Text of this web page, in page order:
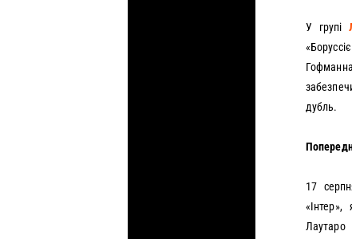
У групі
дубль.
17